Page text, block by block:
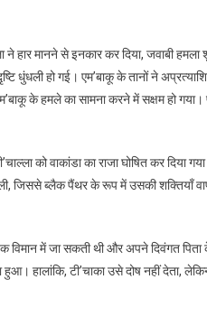
ने हार मानने से इनकार कर दिया, जवाबी
धुंधली हो गई। एम’बाकू के तानों ने
के हमले का सामना करने में सक्षम हो
को वाकांडा का राजा घोषित कर दिया
ली, जिससे ब्लैक पैंथर के रूप में उसकी शक्तियाँ
में जा सकती थी और अपने दिवंगत पिता
हालांकि, टी’चाका उसे दोष नहीं देता,